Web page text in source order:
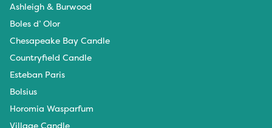
Ashleigh & Burwood
Boles d’ Olor
Chesapeake Bay Candle
Countryfield Candle
Esteban Paris
Bolsius
Horomia Wasparfum
Village Candle